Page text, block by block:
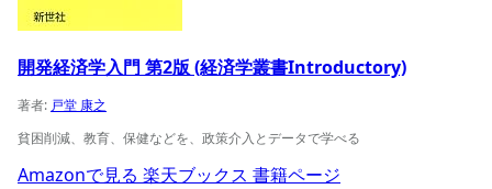
開発経済学入門 第2版 (経済学叢書Introductory)
著者: 戸堂 康之
貧困削減、教育、保健などを、政策介入とデータで学べる
Amazonで見る 楽天ブックス 書籍ページ